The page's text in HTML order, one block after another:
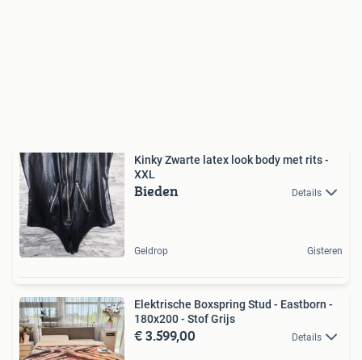
Kinky Zwarte latex look body met rits -
XXL
Bieden Details
Geldrop Gisteren
Elektrische Boxspring Stud - Eastborn -
180x200 - Stof Grijs
€ 3.599,00 Details